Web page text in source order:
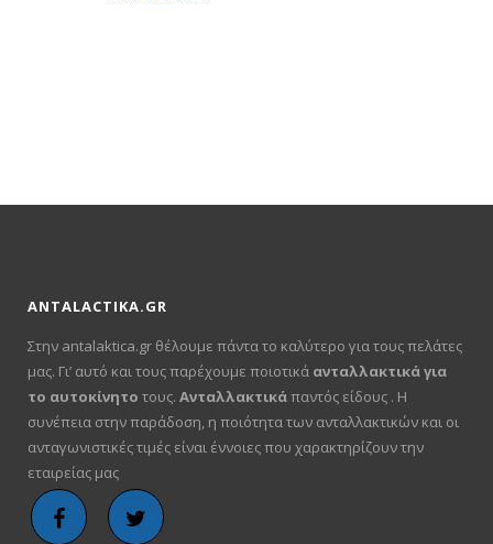
ANTALACTIKA.GR
Στην antalaktica.gr θέλουμε πάντα το καλύτερο για τους πελάτες
μας. Γι’ αυτό και τους παρέχουμε ποιοτικά ανταλλακτικά για
το αυτοκίνητο τους. Ανταλλακτικάπαντός είδους . Η
συνέπεια στην παράδοση, η ποιότητα των ανταλλακτικών και οι
ανταγωνιστικές τιμές είναι έννοιες που χαρακτηρίζουν την
εταιρείας μας